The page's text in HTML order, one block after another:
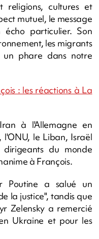
religions, cultures et
mutuel, le message
particulier. Son
les migrants
phare dans notre
: les réactions à La
à l'Allemagne en
l'ONU, le Liban, Israël
dirigeants du monde
à François.
Poutine a salué un
la justice", tandis que
Zelensky a remercié
Ukraine et pour les